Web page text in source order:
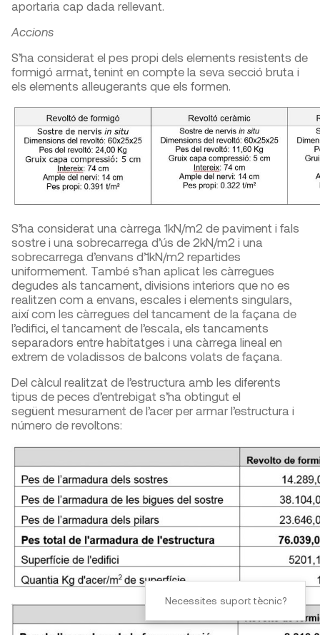
aportaria cap dada rellevant.
Accions
S’ha considerat el pes propi dels elements resistents de
formigó armat, tenint en compte la seva secció bruta i
els elements alleugerants que els formen.
S’ha considerat una càrrega 1kN/m2 de paviment i fals
sostre i una sobrecarrega d’ús de 2kN/m2 i una
sobrecarrega d’envans d’1kN/m2 repartides
uniformement. També s’han aplicat les càrregues
degudes als tancament, divisions interiors que no es
realitzen com a envans, escales i elements singulars,
així com les càrregues del tancament de la façana de
l’edifici, el tancament de l’escala, els tancaments
separadors entre habitatges i una càrrega lineal en
extrem de voladissos de balcons volats de façana.
Del càlcul realitzat de l’estructura amb les diferents
tipus de peces d’entrebigat s’ha obtingut el
següent mesurament de l’acer per armar l’estructura i
número de revoltons:
Necessites suport tècnic?